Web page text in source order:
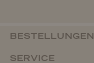
BESTELLUNGEN
SERVICE